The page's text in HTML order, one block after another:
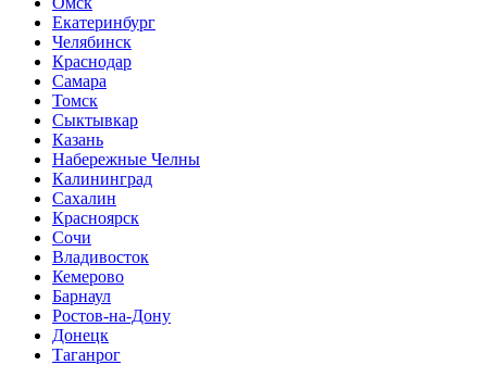
Екатеринбург
Челябинск
Краснодар
Самара
Томск
Сыктывкар
Казань
Набережные Челны
Калининград
Сахалин
Красноярск
Сочи
Владивосток
Кемерово
Барнаул
Ростов-на-Дону
Донецк
Таганрог